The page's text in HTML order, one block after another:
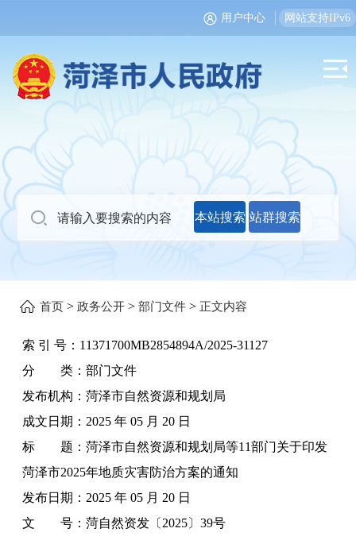
用户中心 网站支持IPv6
本站搜索 站群搜索
首页 > 政务公开 > 部门文件 > 正文内容
索 引 号： 11371700MB2854894A/2025-31127
分 类： 部门文件
发布机构： 菏泽市自然资源和规划局
成文日期： 2025 年 05 月 20 日
标 题： 菏泽市自然资源和规划局等11部门关于印发
菏泽市2025年地质灾害防治方案的通知
发布日期： 2025 年 05 月 20 日
文 号： 菏自然资发〔2025〕39号